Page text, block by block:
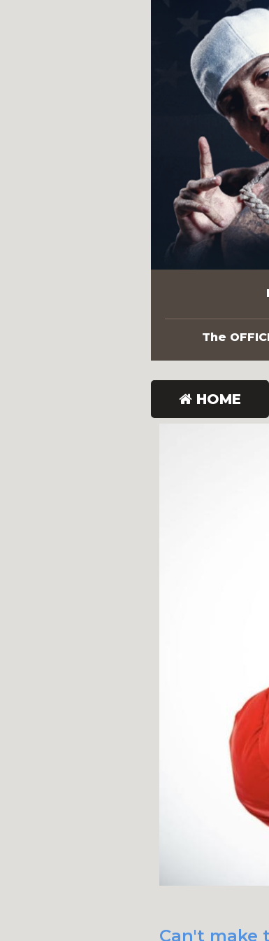
The
HOME
Can't make